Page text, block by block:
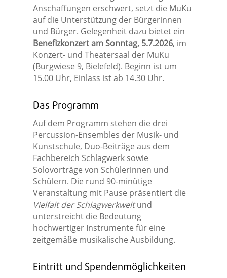
Anschaffungen erschwert, setzt die MuKu
auf die Unterstützung der Bürgerinnen
und Bürger. Gelegenheit dazu bietet ein
Benefizkonzert am Sonntag, 5.7.2026, im
Konzert- und Theatersaal der MuKu
(Burgwiese 9, Bielefeld). Beginn ist um
15.00 Uhr, Einlass ist ab 14.30 Uhr.
Das Programm
Auf dem Programm stehen die drei
Percussion-Ensembles der Musik- und
Kunstschule, Duo-Beiträge aus dem
Fachbereich Schlagwerk sowie
Solovorträge von Schülerinnen und
Schülern. Die rund 90-minütige
Veranstaltung mit Pause präsentiert die
Vielfalt der Schlagwerkweltund
unterstreicht die Bedeutung
hochwertiger Instrumente für eine
zeitgemäße musikalische Ausbildung.
Eintritt und Spendenmöglichkeiten